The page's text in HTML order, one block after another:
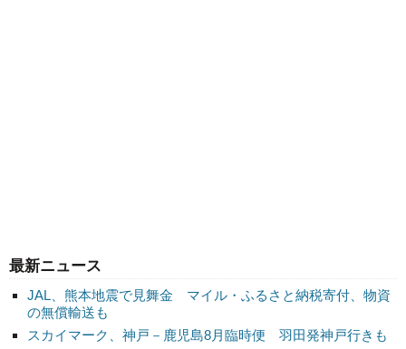
最新ニュース
JAL、熊本地震で見舞金 マイル・ふるさと納税寄付、物資
の無償輸送も
スカイマーク、神戸－鹿児島8月臨時便 羽田発神戸行きも